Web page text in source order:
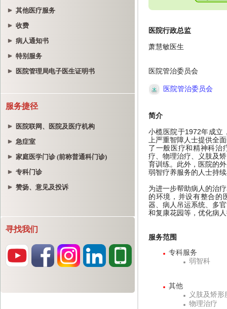
其他医疗服务
收费
病人通知书
特别服务
医院管理局电子医生证明书
服务捷径
医院联网、医院及医疗机构
急症室
家庭医学门诊 (前称普通科门诊)
专科门诊
赞扬、意见及投诉
寻找我们